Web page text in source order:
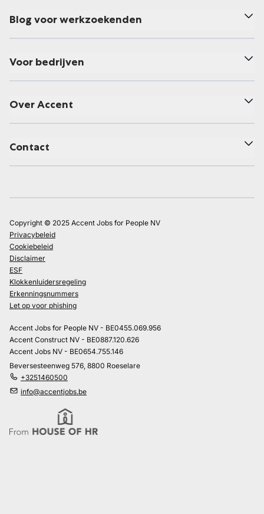
Blog voor werkzoekenden
Voor bedrijven
Over Accent
Contact
Copyright © 2025 Accent Jobs for People NV
Privacybeleid
Cookiebeleid
Disclaimer
ESF
Klokkenluidersregeling
Erkenningsnummers
Let op voor phishing
Accent Jobs for People NV - BE0455.069.956
Accent Construct NV - BE0887.120.626
Accent Jobs NV - BE0654.755.146
Beversesteenweg 576, 8800 Roeselare
+3251460500
info@accentjobs.be